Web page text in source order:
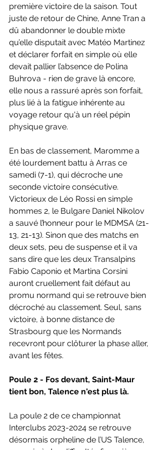
première victoire de la saison. Tout
juste de retour de Chine, Anne Tran a
dû abandonner le double mixte
qu’elle disputait avec Matéo Martinez
et déclarer forfait en simple où elle
devait pallier l’absence de Polina
Buhrova - rien de grave là encore,
elle nous a rassuré après son forfait,
plus lié à la fatigue inhérente au
voyage retour qu'à un réel pépin
physique grave.
En bas de classement, Maromme a
été lourdement battu à Arras ce
samedi (7-1), qui décroche une
seconde victoire consécutive.
Victorieux de Léo Rossi en simple
hommes 2, le Bulgare Daniel Nikolov
a sauvé l’honneur pour le MDMSA (21-
13, 21-13). Sinon que des matchs en
deux sets, peu de suspense et il va
sans dire que les deux Transalpins
Fabio Caponio et Martina Corsini
auront cruellement fait défaut au
promu normand qui se retrouve bien
décroché au classement. Seul, sans
victoire, à bonne distance de
Strasbourg que les Normands
recevront pour clôturer la phase aller,
avant les fêtes.
Poule 2 - Fos devant, Saint-Maur
tient bon, Talence n'est plus là.
La poule 2 de ce championnat
Interclubs 2023-2024 se retrouve
désormais orpheline de l’US Talence,